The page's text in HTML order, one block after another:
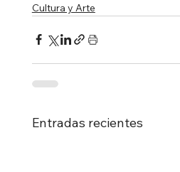
Cultura y Arte
Entradas recientes